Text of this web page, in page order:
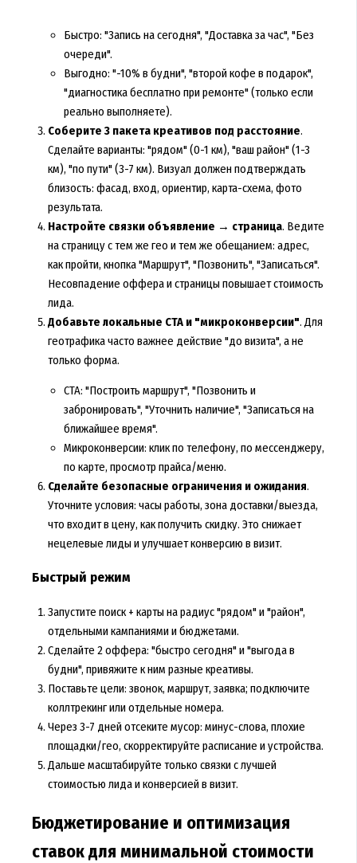
Быстро: "Запись на сегодня", "Доставка за час", "Без
очереди".
Выгодно: "-10% в будни", "второй кофе в подарок",
"диагностика бесплатно при ремонте" (только если
реально выполняете).
Соберите 3 пакета креативов под расстояние.
Сделайте варианты: "рядом" (0-1 км), "ваш район" (1-3
км), "по пути" (3-7 км). Визуал должен подтверждать
близость: фасад, вход, ориентир, карта-схема, фото
результата.
Настройте связки объявление → страница. Ведите
на страницу с тем же гео и тем же обещанием: адрес,
как пройти, кнопка "Маршрут", "Позвонить", "Записаться".
Несовпадение оффера и страницы повышает стоимость
лида.
Добавьте локальные CTA и "микроконверсии". Для
геотрафика часто важнее действие "до визита", а не
только форма.
CTA: "Построить маршрут", "Позвонить и
забронировать", "Уточнить наличие", "Записаться на
ближайшее время".
Микроконверсии: клик по телефону, по мессенджеру,
по карте, просмотр прайса/меню.
Сделайте безопасные ограничения и ожидания.
Уточните условия: часы работы, зона доставки/выезда,
что входит в цену, как получить скидку. Это снижает
нецелевые лиды и улучшает конверсию в визит.
Быстрый режим
Запустите поиск + карты на радиус "рядом" и "район",
отдельными кампаниями и бюджетами.
Сделайте 2 оффера: "быстро сегодня" и "выгода в
будни", привяжите к ним разные креативы.
Поставьте цели: звонок, маршрут, заявка; подключите
коллтрекинг или отдельные номера.
Через 3-7 дней отсеките мусор: минус-слова, плохие
площадки/гео, скорректируйте расписание и устройства.
Дальше масштабируйте только связки с лучшей
стоимостью лида и конверсией в визит.
Бюджетирование и оптимизация
ставок для минимальной стоимости